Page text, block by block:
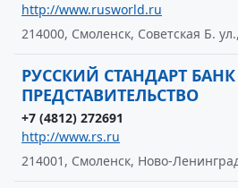
http://www.rusworld.ru
214000, Смоленск, Советская Б.
РУССКИЙ СТАНДАРТ БАНК
ПРЕДСТАВИТЕЛЬСТВО
+7 (4812) 272691
http://www.rs.ru
214001, Смоленск, Ново-